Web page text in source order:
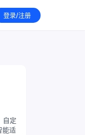
登录/注册
自定
能适